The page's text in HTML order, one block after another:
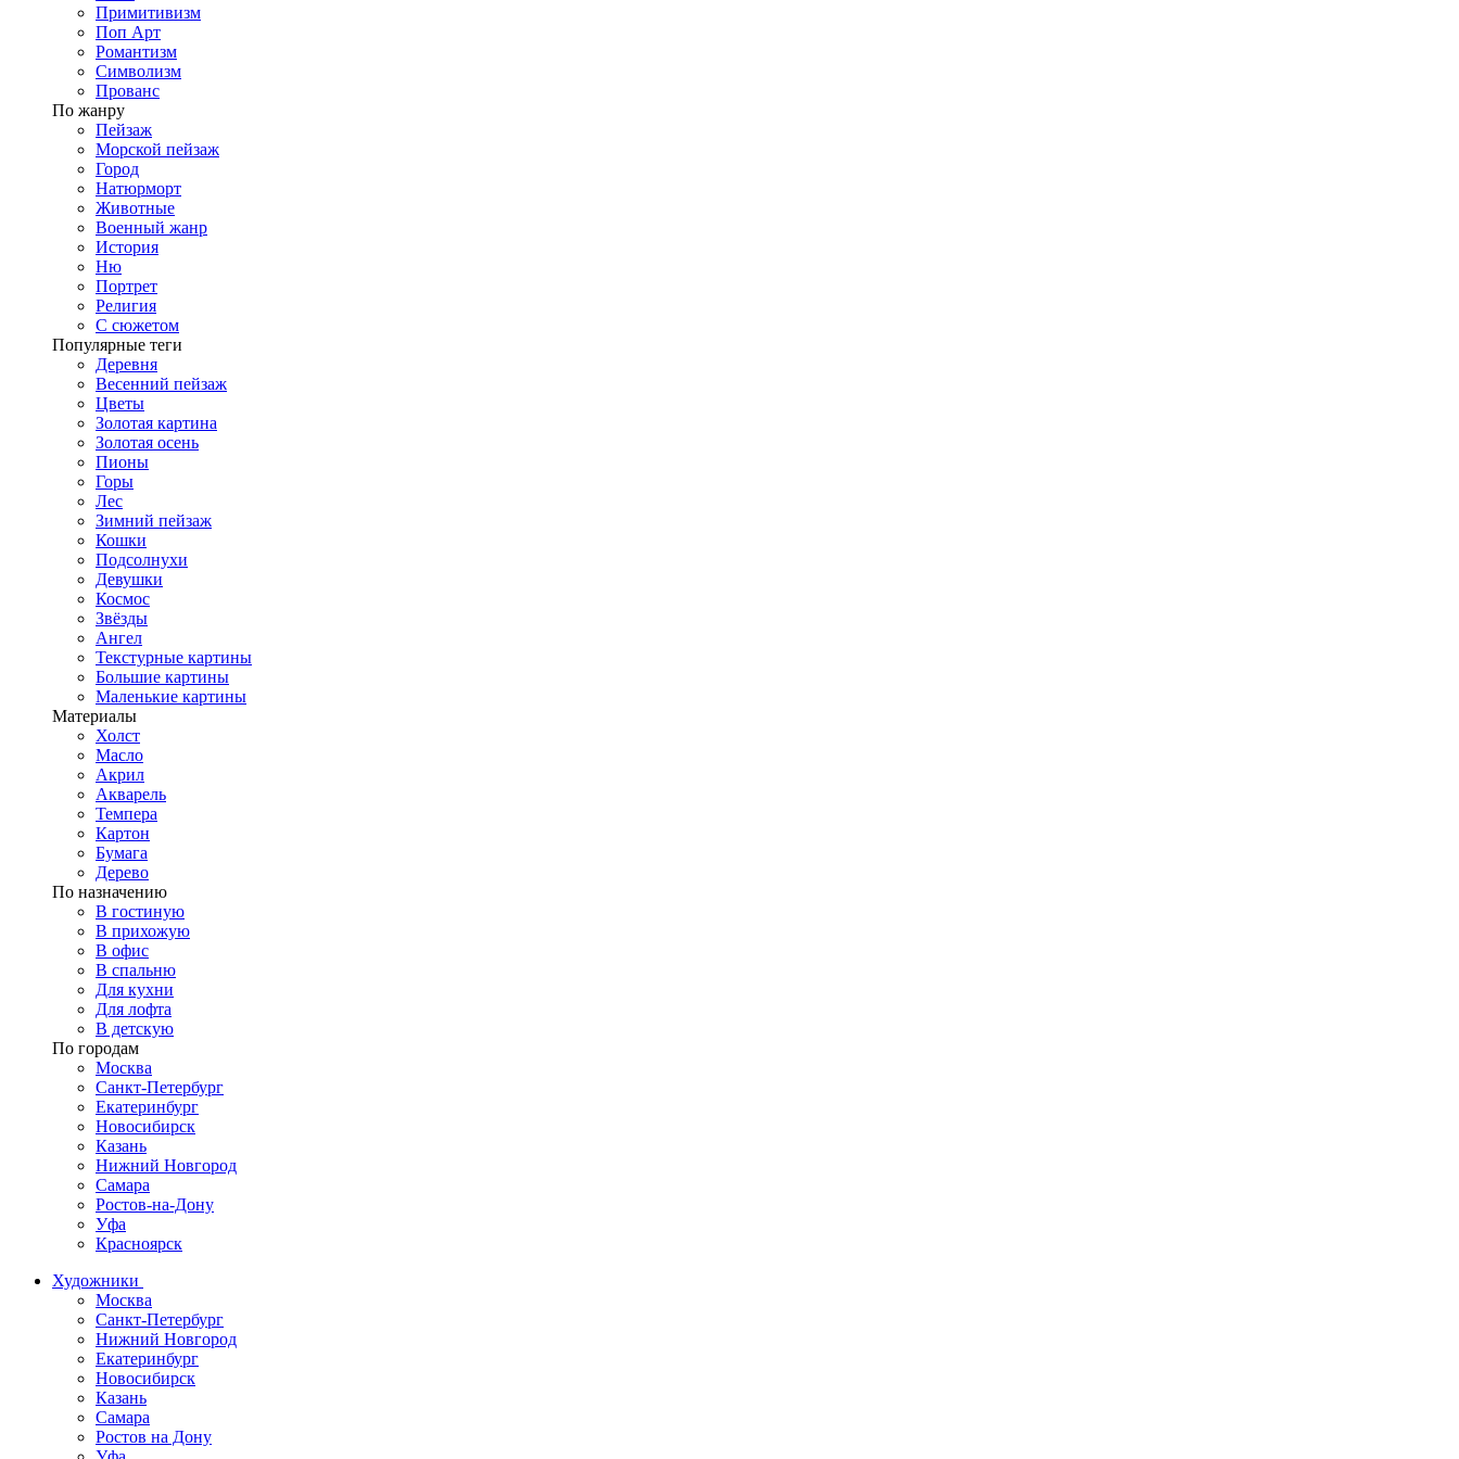
Примитивизм
Поп Арт
Романтизм
Символизм
Прованс
По жанру
Пейзаж
Морской пейзаж
Город
Натюрморт
Животные
Военный жанр
История
Ню
Портрет
Религия
С сюжетом
Популярные теги
Деревня
Весенний пейзаж
Цветы
Золотая картина
Золотая осень
Пионы
Горы
Лес
Зимний пейзаж
Кошки
Подсолнухи
Девушки
Космос
Звёзды
Ангел
Текстурные картины
Большие картины
Маленькие картины
Материалы
Холст
Масло
Акрил
Акварель
Темпера
Картон
Бумага
Дерево
По назначению
В гостиную
В прихожую
В офис
В спальню
Для кухни
Для лофта
В детскую
По городам
Москва
Санкт-Петербург
Екатеринбург
Новосибирск
Казань
Нижний Новгород
Самара
Ростов-на-Дону
Уфа
Красноярск
Художники
Москва
Санкт-Петербург
Нижний Новгород
Екатеринбург
Новосибирск
Казань
Самара
Ростов на Дону